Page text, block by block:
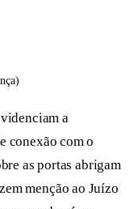
a
conexão com o
as portas abrigam
menção ao Juízo